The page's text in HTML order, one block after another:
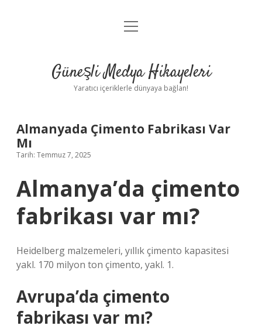
Anasayfa
Yasal Uyarı
menüyü
Güneşli Medya Hikayeleri
Yaratıcı içeriklerle dünyaya bağlan!
Almanyada Çimento Fabrikası Var
Mı
Tarih: Temmuz 7, 2025
Almanya’da çimento
fabrikası var mı?
Heidelberg malzemeleri, yıllık çimento kapasitesi
yakl. 170 milyon ton çimento, yakl. 1.
Avrupa’da çimento
fabrikası var mı?